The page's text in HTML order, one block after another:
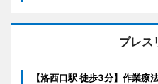
プレス
【洛西口駅 徒歩3分】作業療